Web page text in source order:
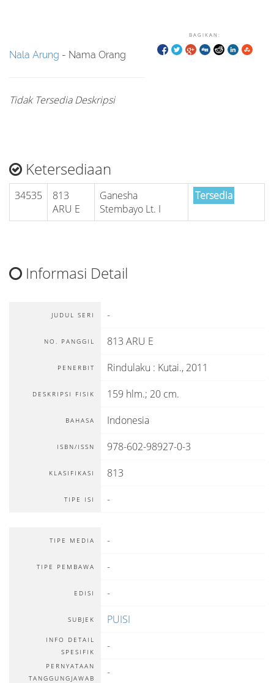
BAGIKAN:
Nala Arung - Nama Orang
Tidak Tersedia Deskripsi
Ketersediaan
34535
813
ARU E
Ganesha
Stembayo Lt. I
Tersedia
Informasi Detail
JUDUL SERI -
NO. PANGGIL 813 ARU E
PENERBIT Rindulaku : Kutai., 2011
DESKRIPSI FISIK 159 hlm.; 20 cm.
BAHASA Indonesia
ISBN/ISSN 978-602-98927-0-3
KLASIFIKASI 813
TIPE ISI -
TIPE MEDIA -
TIPE PEMBAWA -
EDISI -
SUBJEK PUISI
INFO DETAIL
SPESIFIK
-
PERNYATAAN
TANGGUNGJAWAB
-